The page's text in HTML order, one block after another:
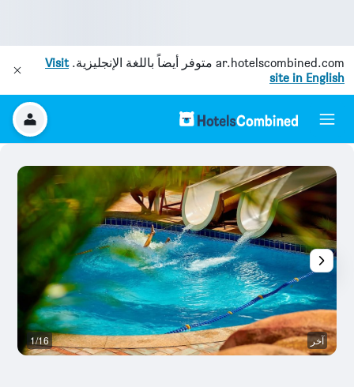
ar.hotelscombined.com متوفر أيضاً باللغة الإنجليزية.Visit
site in English
آخر 1/16